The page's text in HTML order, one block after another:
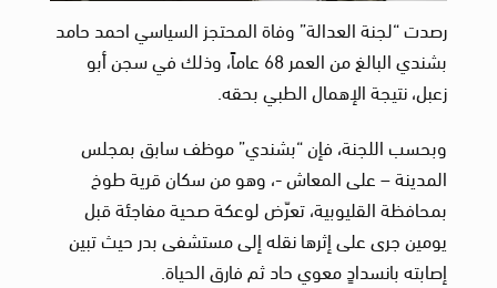
رصدت “لجنة العدالة” وفاة المحتجز السياسي احمد حامد
بشندي البالغ من العمر 68 عاماً، وذلك في سجن أبو
زعبل، نتيجة الإهمال الطبي بحقه.
وبحسب اللجنة، فإن “بشندي” موظف سابق بمجلس
المدينة – على المعاش -، وهو من سكان قرية طوخ
بمحافظة القليوبية، تعرّض لوعكة صحية مفاجئة قبل
يومين جرى على إثرها نقله إلى مستشفى بدر حيث تبين
إصابته بانسدادٍ معوي حاد ثم فارق الحياة.